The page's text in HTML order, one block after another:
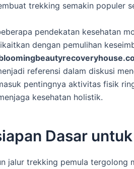
trekking semakin populer
pendekatan kesehatan
dengan pemulihan
referensi dalam diskusi
pentingnya aktivitas fisik
kesehatan holistik.
Dasar
jalur trekking pemula tergolong